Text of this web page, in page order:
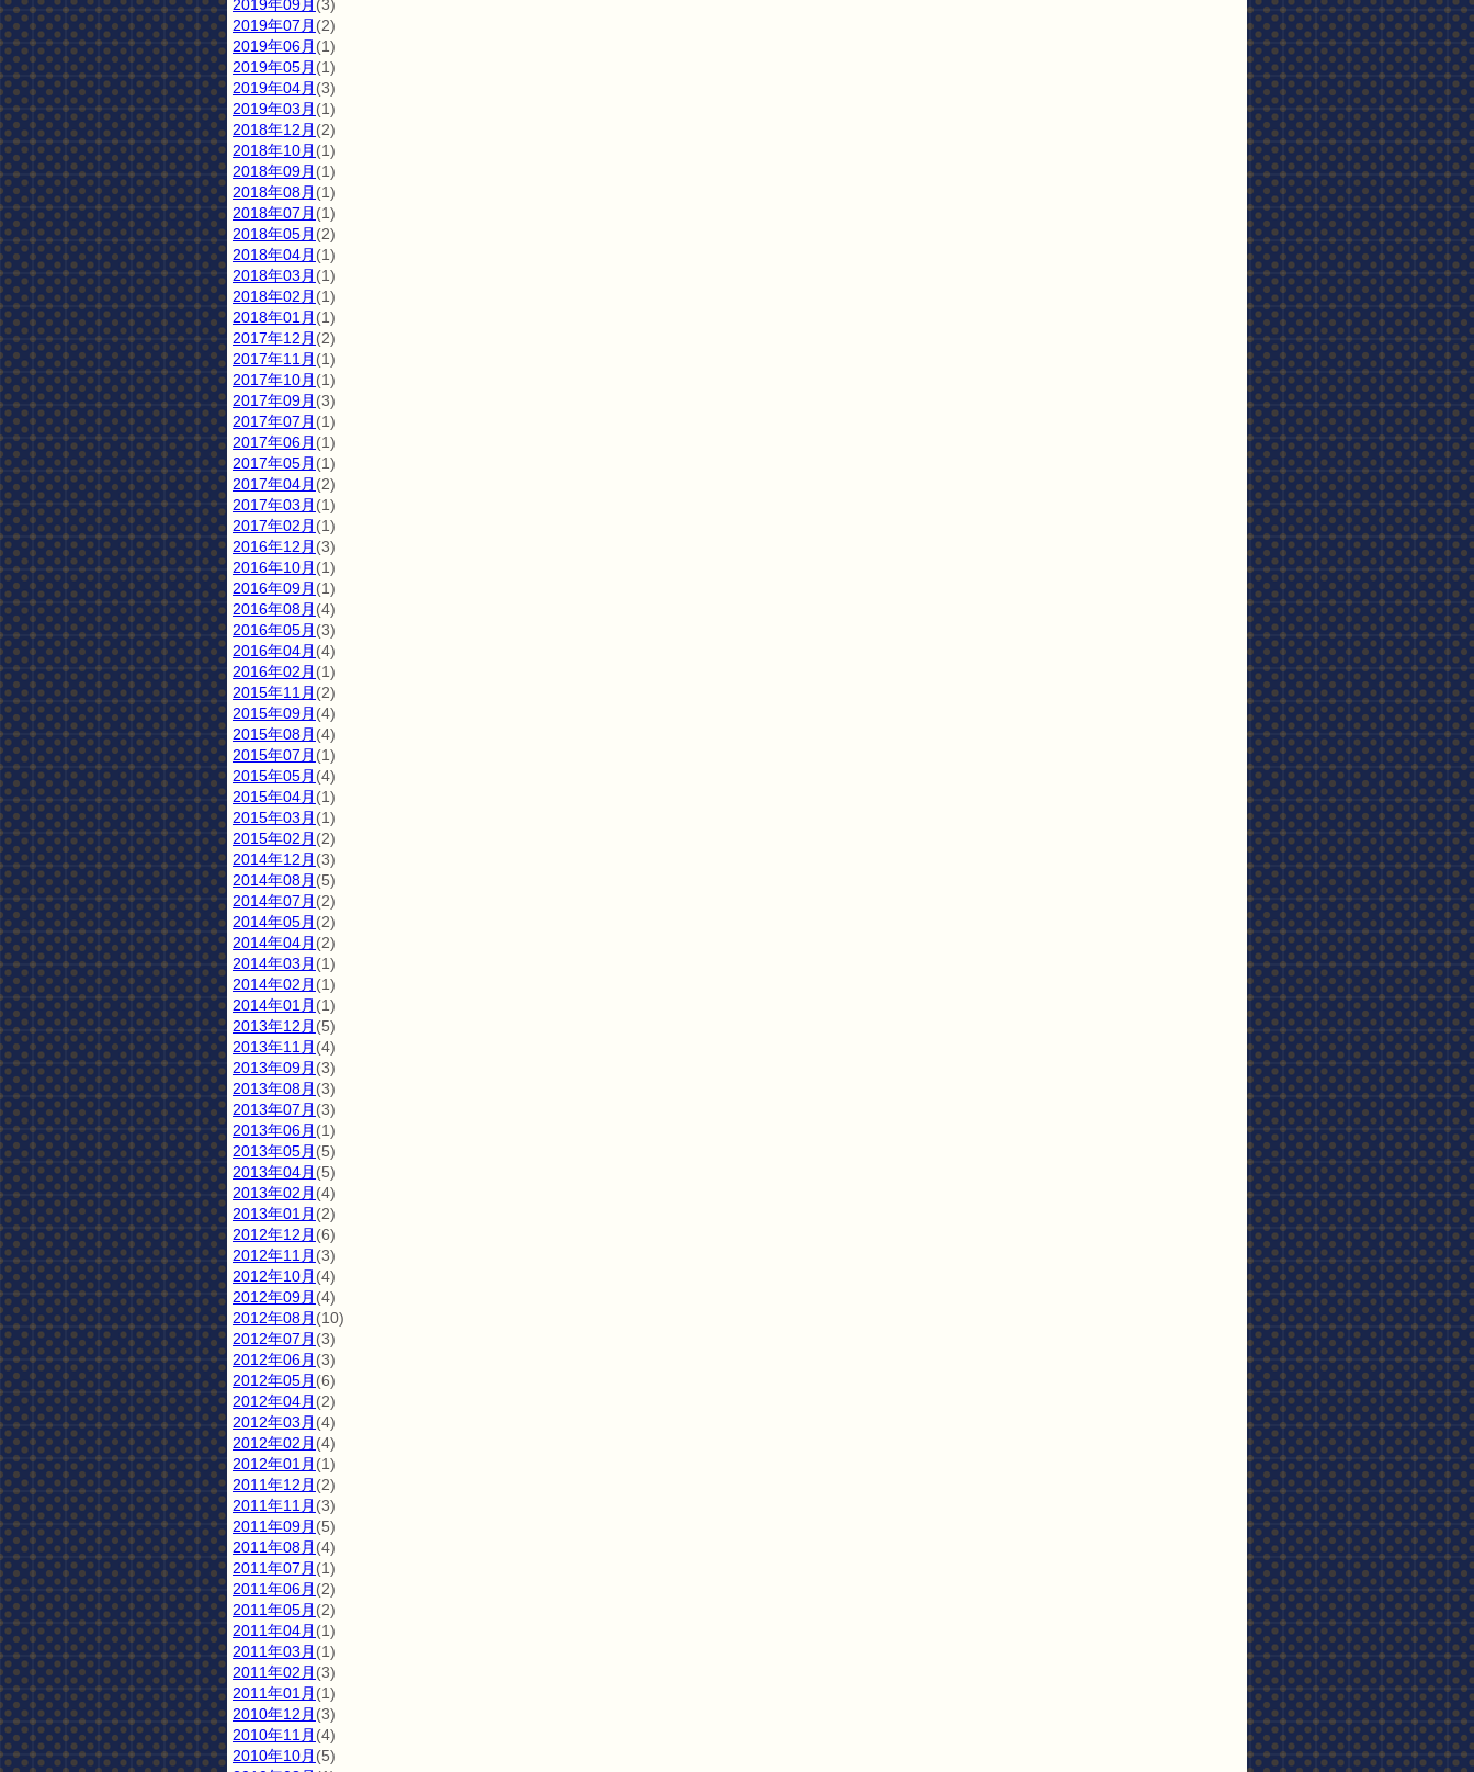
2019年09月 (3)
2019年07月 (2)
2019年06月 (1)
2019年05月 (1)
2019年04月 (3)
2019年03月 (1)
2018年12月 (2)
2018年10月 (1)
2018年09月 (1)
2018年08月 (1)
2018年07月 (1)
2018年05月 (2)
2018年04月 (1)
2018年03月 (1)
2018年02月 (1)
2018年01月 (1)
2017年12月 (2)
2017年11月 (1)
2017年10月 (1)
2017年09月 (3)
2017年07月 (1)
2017年06月 (1)
2017年05月 (1)
2017年04月 (2)
2017年03月 (1)
2017年02月 (1)
2016年12月 (3)
2016年10月 (1)
2016年09月 (1)
2016年08月 (4)
2016年05月 (3)
2016年04月 (4)
2016年02月 (1)
2015年11月 (2)
2015年09月 (4)
2015年08月 (4)
2015年07月 (1)
2015年05月 (4)
2015年04月 (1)
2015年03月 (1)
2015年02月 (2)
2014年12月 (3)
2014年08月 (5)
2014年07月 (2)
2014年05月 (2)
2014年04月 (2)
2014年03月 (1)
2014年02月 (1)
2014年01月 (1)
2013年12月 (5)
2013年11月 (4)
2013年09月 (3)
2013年08月 (3)
2013年07月 (3)
2013年06月 (1)
2013年05月 (5)
2013年04月 (5)
2013年02月 (4)
2013年01月 (2)
2012年12月 (6)
2012年11月 (3)
2012年10月 (4)
2012年09月 (4)
2012年08月 (10)
2012年07月 (3)
2012年06月 (3)
2012年05月 (6)
2012年04月 (2)
2012年03月 (4)
2012年02月 (4)
2012年01月 (1)
2011年12月 (2)
2011年11月 (3)
2011年09月 (5)
2011年08月 (4)
2011年07月 (1)
2011年06月 (2)
2011年05月 (2)
2011年04月 (1)
2011年03月 (1)
2011年02月 (3)
2011年01月 (1)
2010年12月 (3)
2010年11月 (4)
2010年10月 (5)